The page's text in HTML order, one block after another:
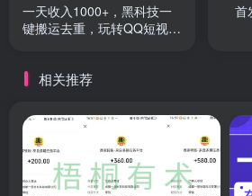
一天收入1000+，黑科技一
键搬运去重，玩转QQ短视频
首
相关推荐